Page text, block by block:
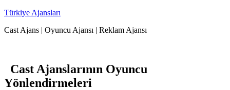
İçeriğe
Türkiye Ajansları
Cast Ajans | Oyuncu Ajansı | Reklam Ajansı
Cast Ajanslarının Oyuncu
Yönlendirmeleri